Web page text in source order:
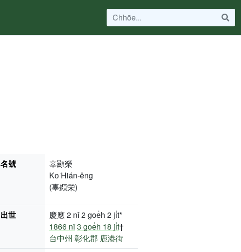
名號
辜顯榮
Ko͘ Hián-êng
(辜顕栄)
出世
慶應 2 nî 2 goe̍h 2 ji̍t*
1866 nî3 goe̍h 18 ji̍t†
台中州 彰化郡 鹿港街